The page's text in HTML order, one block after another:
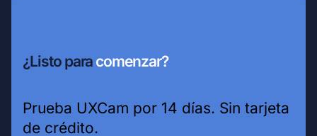
¿Listo para comenzar?
Prueba UXCam por 14 días. Sin tarjeta
de crédito.